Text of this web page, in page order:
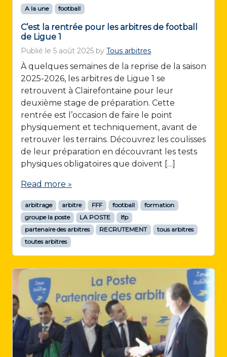
A la une football
C’est la rentrée pour les arbitres de football
de Ligue 1
Publié le 5 août 2025 by Tous arbitres
À quelques semaines de la reprise de la saison
2025-2026, les arbitres de Ligue 1 se
retrouvent à Clairefontaine pour leur
deuxième stage de préparation. Cette
rentrée est l’occasion de faire le point
physiquement et techniquement, avant de
retrouver les terrains. Découvrez les coulisses
de leur préparation en découvrant les tests
physiques obligatoires que doivent […]
Read more »
arbitrage arbitre FFF football
formation
groupe la poste
LA POSTE
lfp
partenaire des arbitres
RECRUTEMENT
tous arbitres
toutes arbitres